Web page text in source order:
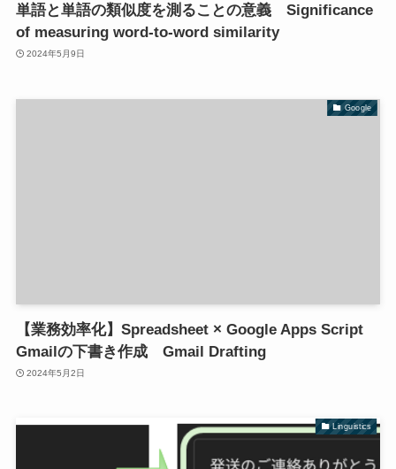
単語と単語の類似度を測ることの意義 Significance
of measuring word-to-word similarity
2024年5月9日
Google
【業務効率化】Spreadsheet × Google Apps Script
Gmailの下書き作成 Gmail Drafting
2024年5月2日
Linguistics